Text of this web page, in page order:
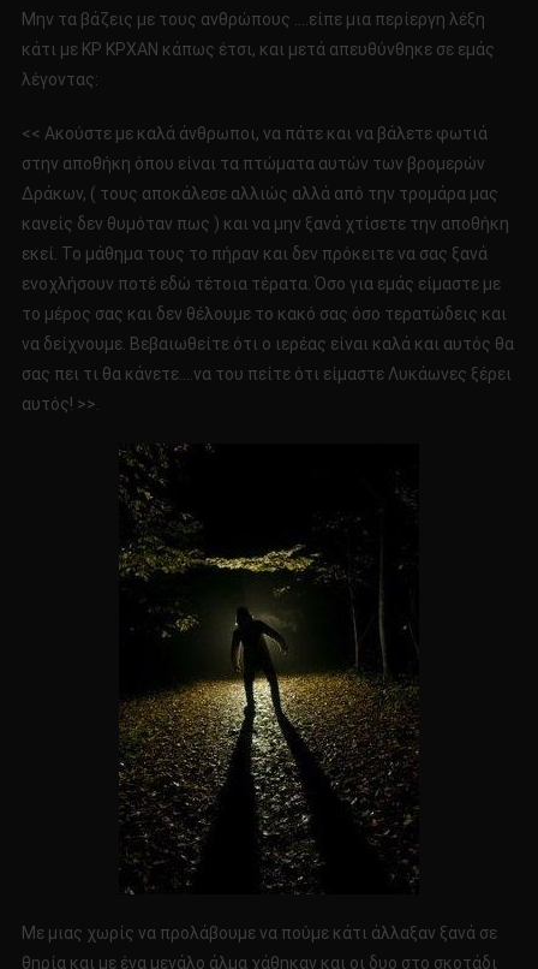
Μην τα βάζεις με τους ανθρώπους ….είπε μια περίεργη λέξη
κάτι με ΚΡ ΚΡΧΑΝ κάπως έτσι, και μετά απευθύνθηκε σε εμάς
λέγοντας:
<< Ακούστε με καλά άνθρωποι, να πάτε και να βάλετε φωτιά
στην αποθήκη όπου είναι τα πτώματα αυτών των βρομερών
Δράκων, ( τους αποκάλεσε αλλιώς αλλά από την τρομάρα μας
κανείς δεν θυμόταν πως ) και να μην ξανά χτίσετε την αποθήκη
εκεί. Το μάθημα τους το πήραν και δεν πρόκειτε να σας ξανά
ενοχλήσουν ποτέ εδώ τέτοια τέρατα. Όσο για εμάς είμαστε με
το μέρος σας και δεν θέλουμε το κακό σας όσο τερατώδεις και
να δείχνουμε. Βεβαιωθείτε ότι ο ιερέας είναι καλά και αυτός θα
σας πει τι θα κάνετε….να του πείτε ότι είμαστε Λυκάωνες ξέρει
αυτός! >>.
Με μιας χωρίς να προλάβουμε να πούμε κάτι άλλαξαν ξανά σε
θηρία και με ένα μεγάλο άλμα χάθηκαν και οι δυο στο σκοτάδι